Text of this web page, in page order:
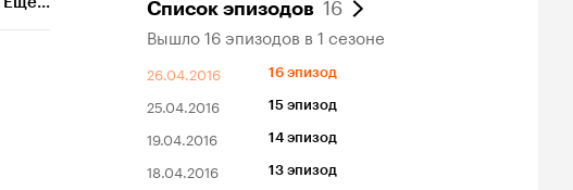
Список эпизодов
Вышло 16 эпизодов в 1 сезоне
26.04.2016 16 эпизод
25.04.2016 15 эпизод
19.04.2016 14 эпизод
18.04.2016 13 эпизод